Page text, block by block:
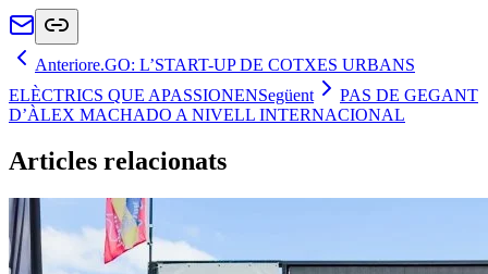
Anteriore.GO: L’START-UP DE COTXES URBANS
ELÈCTRICS QUE APASSIONENSegüent
PAS DE GEGANT
D’ÀLEX MACHADO A NIVELL INTERNACIONAL
Articles relacionats